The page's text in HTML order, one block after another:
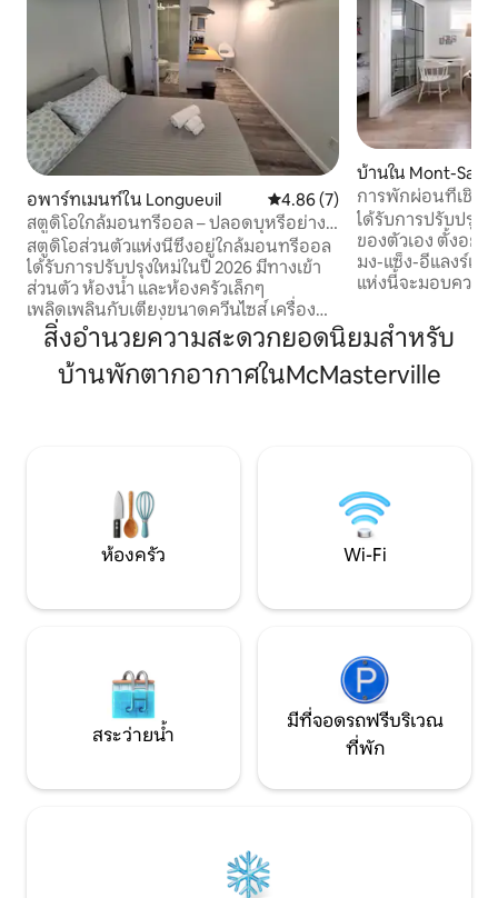
อพาร์ทเมนท์ใน Longueuil คะแนนเฉลี่ย 4.86 จาก 5, 7 รีวิว
4.86 (7)
สตูดิโอใกล้มอนทรีออล – ปลอดบุหรี่อย่าง
เคร่งครัด
สตูดิโอส่วนตัวแห่งนี้ซึ่งอยู่ใกล้มอนทรีออล
ได้รับการปรับปรุงใหม่ในปี 2026 มีทางเข้า
ส่วนตัว ห้องน้ำ และห้องครัวเล็กๆ
เพลิดเพลินกับเตียงขนาดควีนไซส์ เครื่อง
ปรับอากาศและเครื่องทำความร้อนแบบติด
ผนัง พื้นอุ่น สมาร์ททีวี (Bell TV) เตาแม่
เหล็กไฟฟ้า เตาอบขนาดเล็ก ไมโครเวฟ และ
ความสะดวกสบาย และความคุ้มค่าที่ยอด
เยี่ยมในทำเลที่สะดวกสบาย
บ้านใน Mont-
การพักผ่อนที่เชิงเ
ได้รับการปรับปรุง
ของตัวเอง ตั้งอยู่
มง-แซ็ง-อีแลงร์แล
แห่งนี้จะมอบความ
อย่างตั้งอยู่ในระยะท
ที่สมบูรณ์แบบสำห
ว่าจะเป็นคนเดียว
ที่มี: ชาและ
สิ่งอำนวยความสะดวกยอดนิยมสำหรับ
บ้านพักตากอากาศในMcMasterville
ห้องครัว Wi-Fi
สระว่ายน้ำ
มีที่จอดรถฟรีบริเวณ
ที่พัก